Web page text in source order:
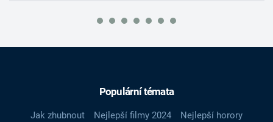
Populární témata
Jak zhubnout Nejlepší filmy 2024
Nejlepší horory